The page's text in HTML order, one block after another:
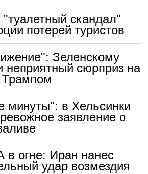
скандал"
потерей туристов
Зеленскому
неприятный сюрприз на
Трампом
минуты": в Хельсинки
заявление о
огне: Иран нанес
удар возмездия